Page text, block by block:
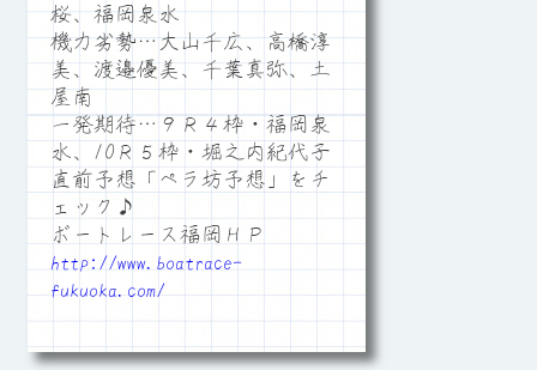
桜、福岡泉水
機力劣勢…大山千広、高橋淳
美、渡邉優美、千葉真弥、土
屋南
一発期待…９Ｒ４枠・福岡泉
水、10Ｒ５枠・堀之内紀代子
直前予想「ペラ坊予想」をチ
ェック♪
ボートレース福岡ＨＰ
http://www.boatrace-
fukuoka.com/